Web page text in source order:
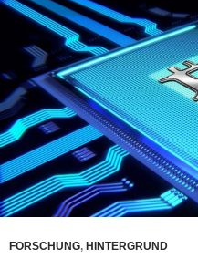
FORSCHUNG, HINTERGRUND